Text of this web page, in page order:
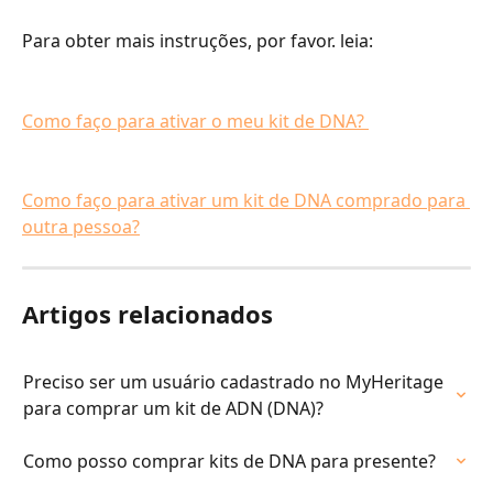
Para obter mais instruções, por favor. leia:
Como faço para ativar o meu kit de DNA?
Como faço para ativar um kit de DNA comprado para
outra pessoa?
Artigos relacionados
Preciso ser um usuário cadastrado no MyHeritage
para comprar um kit de ADN (DNA)?
Como posso comprar kits de DNA para presente?